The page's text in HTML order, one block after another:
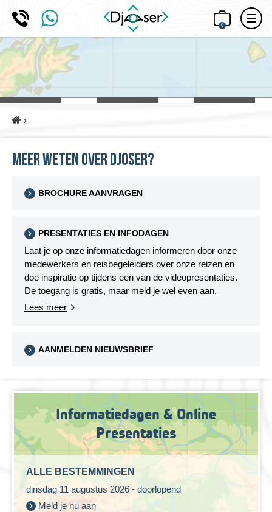
0
Home
Meer weten over Djoser?
BROCHURE AANVRAGEN
PRESENTATIES EN INFODAGEN
Laat je op onze informatiedagen informeren door onze
medewerkers en reisbegeleiders over onze reizen en
doe inspiratie op tijdens een van de videopresentaties.
De toegang is gratis, maar meld je wel even aan.
Lees meer
AANMELDEN NIEUWSBRIEF
Informatiedagen & Online
Presentaties
ALLE BESTEMMINGEN
dinsdag 11 augustus 2026 - doorlopend
Meld je nu aan